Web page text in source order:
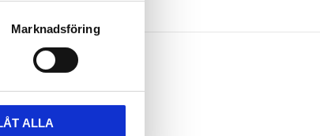
Marknadsföring
ALLA